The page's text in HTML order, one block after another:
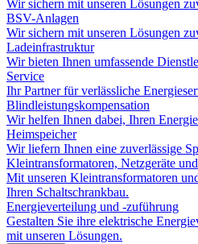
Wir sichern mit unseren Lösungen
BSV-Anlagen
Wir sichern mit unseren Lösungen
Ladeinfrastruktur
Wir bieten Ihnen umfassende
Service
Ihr Partner für verlässliche
Blindleistungskompensation
Wir helfen Ihnen dabei, Ihren
Heimspeicher
Wir liefern Ihnen eine zuverlässige
Kleintransformatoren, Netzgeräte
Mit unseren Kleintransformatoren
Ihren Schaltschrankbau.
Energieverteilung und -zuführung
Gestalten Sie ihre elektrische
mit unseren Lösungen.